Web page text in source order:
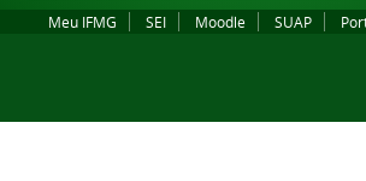
Meu IFMG SEI Moodle SUAP